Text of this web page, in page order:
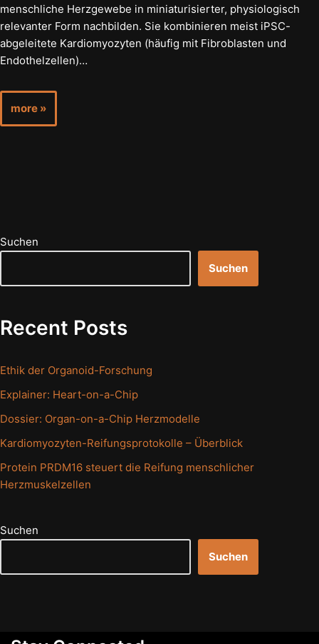
menschliche Herzgewebe in miniaturisierter, physiologisch
relevanter Form nachbilden. Sie kombinieren meist iPSC-
abgeleitete Kardiomyozyten (häufig mit Fibroblasten und
Endothelzellen)…
more »
Suchen
Suchen
Recent Posts
Ethik der Organoid-Forschung
Explainer: Heart-on-a-Chip
Dossier: Organ-on-a-Chip Herzmodelle
Kardiomyozyten-Reifungsprotokolle – Überblick
Protein PRDM16 steuert die Reifung menschlicher
Herzmuskelzellen
Suchen
Suchen